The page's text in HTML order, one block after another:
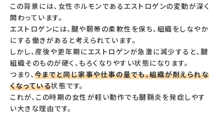
この背景には、女性ホルモンであるエストロゲンの変動が深く
関わっています。
エストロゲンには、腱や靭帯の柔軟性を保ち、組織をしなやか
にする働きがあると考えられています。
しかし、産後や更年期にエストロゲンが急激に減少すると、腱
組織そのものが硬く、もろくなりやすい状態になります。
つまり、 今までと同じ家事や仕事の量でも、組織が耐えられな
くなっている状態です。
これが、この時期の女性が軽い動作でも腱鞘炎を発症しやす
い大きな理由です。